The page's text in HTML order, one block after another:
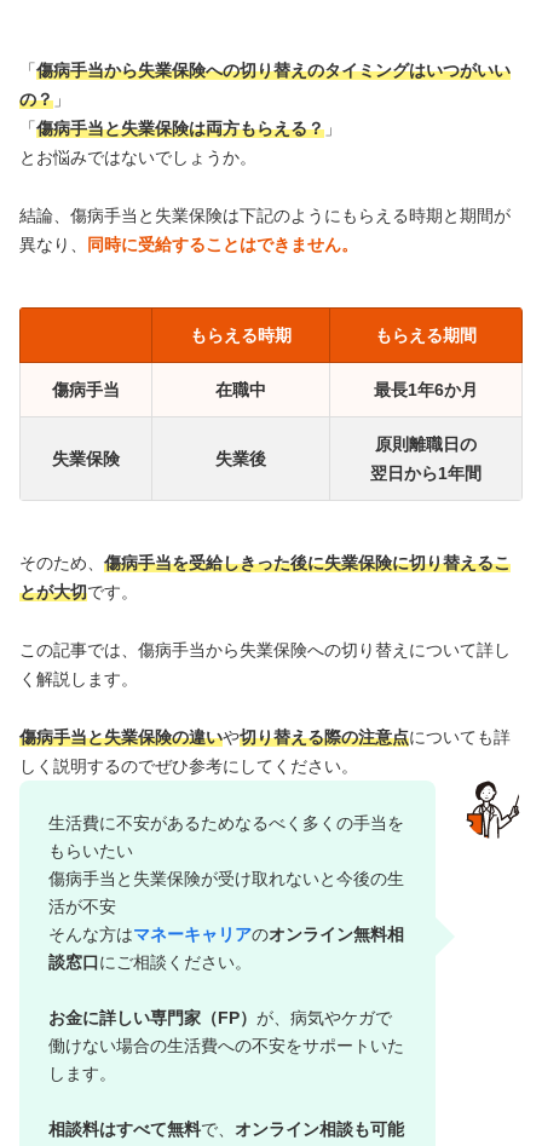
「傷病手当から失業保険への切り替えのタイミングはいつがいい
の？ 」
「傷病手当と失業保険は両方もらえる？ 」
とお悩みではないでしょうか。
結論、傷病手当と失業保険は下記のようにもらえる時期と期間が
異なり、
同時に受給することはできません。
もらえる時期 もらえる期間
傷病手当 在職中 最長1年6か月
失業保険 失業後
原則離職日の
翌日から1年間
そのため、 傷病手当を受給しきった後に失業保険に切り替えるこ
とが大切です。
この記事では、傷病手当から失業保険への切り替えについて詳し
く解説します。
傷病手当と失業保険の違いや切り替える際の注意点についても詳
しく説明するのでぜひ参考にしてください。
生活費に不安があるためなるべく多くの手当を
もらいたい
傷病手当と失業保険が受け取れないと今後の生
活が不安
そんな方はマネーキャリアのオンライン無料相
談窓口にご相談ください。
お金に詳しい専門家（FP） が、病気やケガで
働けない場合の生活費への不安をサポートいた
します。
相談料はすべて無料で、 オンライン相談も可能